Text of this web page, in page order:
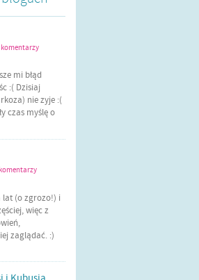
komentarzy
mi błąd
:( Dzisiaj
nie zyje :(
czas myślę o
komentarzy
lat (o zgrozo!) i
więc z
zaglądać. :)